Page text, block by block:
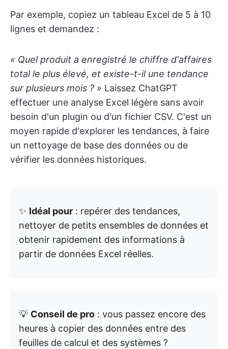
Par exemple, copiez un tableau Excel de 5 à 10
lignes et demandez :
« Quel produit a enregistré le chiffre d'affaires
total le plus élevé, et existe-t-il une tendance
sur plusieurs mois ? » Laissez ChatGPT
effectuer une analyse Excel légère sans avoir
besoin d'un plugin ou d'un fichier CSV. C'est un
moyen rapide d'explorer les tendances, à faire
un nettoyage de base des données ou de
vérifier les données historiques.
✨ Idéal pour : repérer des tendances,
nettoyer de petits ensembles de données et
obtenir rapidement des informations à
partir de données Excel réelles.
💡 Conseil de pro : vous passez encore des
heures à copier des données entre des
feuilles de calcul et des systèmes ?